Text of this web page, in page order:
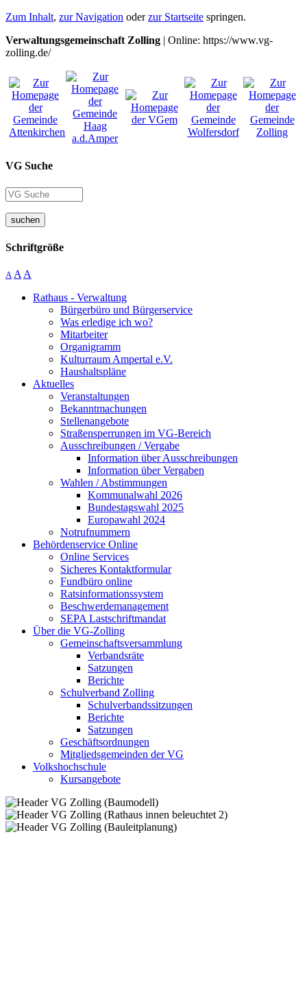
Zum Inhalt, zur Navigation oderzur Startseite springen.
Verwaltungsgemeinschaft Zolling | Online: https://www.vg-
zolling.de/
VG Suche
suchen
Schriftgröße
A A A
Rathaus - Verwaltung
Bürgerbüro und Bürgerservice
Was erledige ich wo?
Mitarbeiter
Organigramm
Kulturraum Ampertal e.V.
Haushaltspläne
Aktuelles
Veranstaltungen
Bekanntmachungen
Stellenangebote
Straßensperrungen im VG-Bereich
Ausschreibungen / Vergabe
Information über Ausschreibungen
Information über Vergaben
Wahlen / Abstimmungen
Kommunalwahl 2026
Bundestagswahl 2025
Europawahl 2024
Notrufnummern
Behördenservice Online
Online Services
Sicheres Kontaktformular
Fundbüro online
Ratsinformationssystem
Beschwerdemanagement
SEPA Lastschriftmandat
Über die VG-Zolling
Gemeinschaftsversammlung
Verbandsräte
Satzungen
Berichte
Schulverband Zolling
Schulverbandssitzungen
Berichte
Satzungen
Geschäftsordnungen
Mitgliedsgemeinden der VG
Volkshochschule
Kursangebote